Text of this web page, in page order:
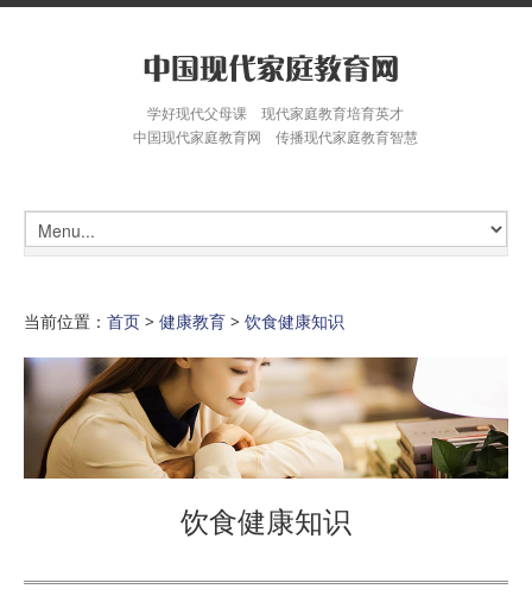
学好现代父母课 现代家庭教育培育英才
中国现代家庭教育网 传播现代家庭教育智慧
当前位置： 首页 > 健康教育 > 饮食健康知识
饮食健康知识